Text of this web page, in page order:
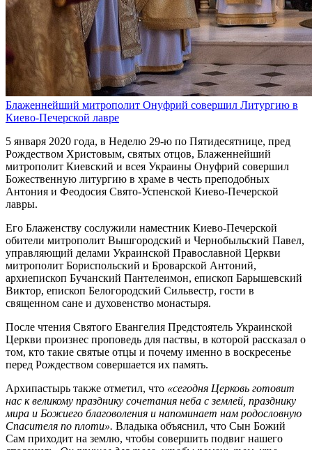
Блаженнейший митрополит Онуфрий совершил Литургию в
Киево-Печерской лавре
5 января 2020 года, в Неделю 29-ю по Пятидесятнице, пред
Рождеством Христовым, святых отцов, Блаженнейший
митрополит Киевский и всея Украины Онуфрий совершил
Божественную литургию в храме в честь преподобных
Антония и Феодосия Свято-Успенской Киево-Печерской
лавры.
Его Блаженству сослужили наместник Киево-Печерской
обители митрополит Вышгородский и Чернобыльский Павел,
управляющий делами Украинской Православной Церкви
митрополит Бориспольский и Броварской Антоний,
архиепископ Бучанский Пантелеимон, епископ Барышевский
Виктор, епископ Белогородский Сильвестр, гости в
священном сане и духовенство монастыря.
После чтения Святого Евангелия Предстоятель Украинской
Церкви произнес проповедь для паствы, в которой рассказал о
том, кто такие святые отцы и почему именно в воскресенье
перед Рождеством совершается их память.
Архипастырь также отметил, что «сегодня Церковь готовит
нас к великому празднику сочетания неба с землей, празднику
мира и Божиего благоволения и напоминает нам родословную
Спасителя по плоти». Владыка объяснил, что Сын Божий
Сам приходит на землю, чтобы совершить подвиг нашего